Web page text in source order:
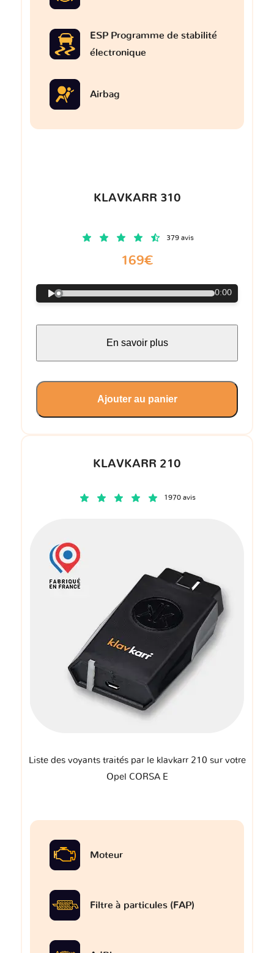
KLAVKARR 210
1970 avis
Liste des voyants traités par le klavkarr 210 sur votre
Opel CORSA E
Moteur
Filtre à particules (FAP)
ESP Programme de stabilité
électronique
Airbag
KLAVKARR 310
379 avis
169€
0:00
En savoir plus
Ajouter au panier